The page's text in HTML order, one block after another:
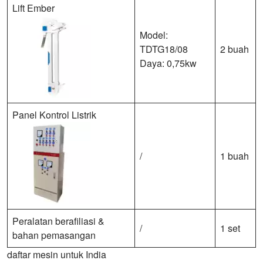
Lift Ember
Model:
TDTG18/08
Daya: 0,75kw
2 buah
Panel Kontrol Listrik
/ 1 buah
Peralatan berafiliasi &
bahan pemasangan
/
1 set
daftar mesin untuk India